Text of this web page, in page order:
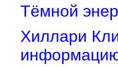
Тёмной
Хиллари